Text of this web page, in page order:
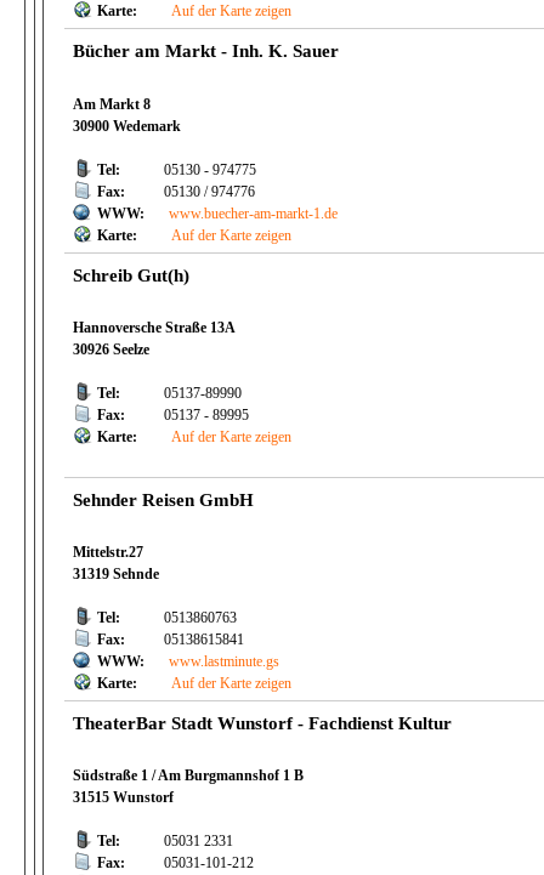
Karte:
Auf der Karte zeigen
Bücher am Markt - Inh. K. Sauer
Am Markt 8
30900 Wedemark
Tel:
05130 - 974775
Fax:
05130 / 974776
WWW:
www.buecher-am-markt-1.de
Karte:
Auf der Karte zeigen
Schreib Gut(h)
Hannoversche Straße 13A
30926 Seelze
Tel:
05137-89990
Fax:
05137 - 89995
Karte:
Auf der Karte zeigen
Sehnder Reisen GmbH
Mittelstr.27
31319 Sehnde
Tel:
0513860763
Fax:
05138615841
WWW:
www.lastminute.gs
Karte:
Auf der Karte zeigen
TheaterBar Stadt Wunstorf - Fachdienst Kultur
Südstraße 1 / Am Burgmannshof 1 B
31515 Wunstorf
Tel:
05031 2331
Fax:
05031-101-212